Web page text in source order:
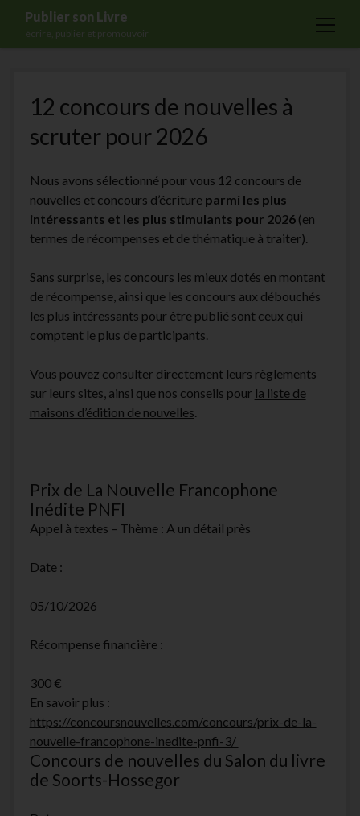
Publier son Livre
écrire, publier et promouvoir
open
Formations
Services
Auto-édition
Maisons d’édition
Actualités
A propos
Contact
facebookinstagram
youtubeemail-
form
12 concours de nouvelles à
scruter pour 2026
Nous avons sélectionné pour vous 12 concours de
nouvelles et concours d’écritureparmi les plus
intéressants et les plus stimulants pour 2026(en
termes de récompenses et de thématique à traiter).
Sans surprise, les concours les mieux dotés en montant
de récompense, ainsi que les concours aux débouchés
les plus intéressants pour être publié sont ceux qui
comptent le plus de participants.
Vous pouvez consulter directement leurs règlements
sur leurs sites, ainsi que nos conseils pour la liste de
maisons d’édition de nouvelles.
Prix de La Nouvelle Francophone
Inédite PNFI
Appel à textes – Thème : A un détail près
Date :
05/10/2026
Récompense financière :
300 €
En savoir plus :
https://concoursnouvelles.com/concours/prix-de-la-
nouvelle-francophone-inedite-pnfi-3/
Concours de nouvelles du Salon du livre
de Soorts-Hossegor